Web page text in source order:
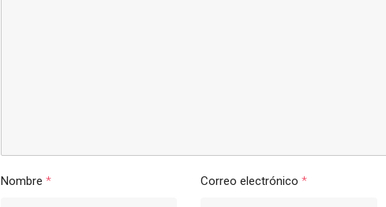
Nombre * Correo electrónico *